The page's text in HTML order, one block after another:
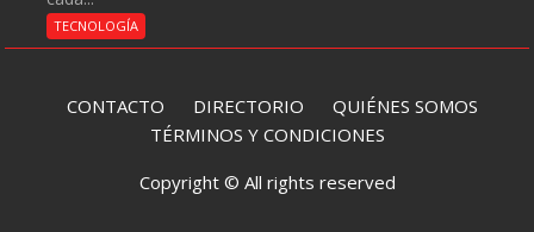
TECNOLOGÍA
CONTACTO DIRECTORIO QUIÉNES SOMOS
TÉRMINOS Y CONDICIONES
Copyright © All rights reserved